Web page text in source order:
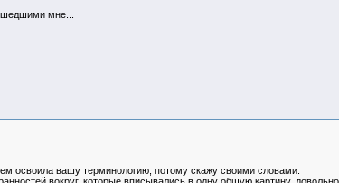
мне...
освоила вашу терминологию, потому скажу своими словами.